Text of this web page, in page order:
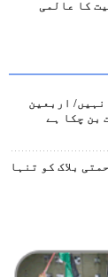
کا عالمی
نہیں/ اربعین
بن چکا ہے
بلاک کو تنہا